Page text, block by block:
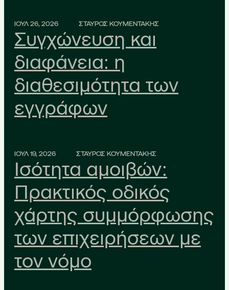
ΙΟΥΛ 26, 2026 ΣΤΑΥΡΟΣ ΚΟΥΜΕΝΤΑΚΗΣ
Συγχώνευση και
διαφάνεια: η
διαθεσιμότητα των
εγγράφων
ΙΟΥΛ 19, 2026 ΣΤΑΥΡΟΣ ΚΟΥΜΕΝΤΑΚΗΣ
Ισότητα αμοιβών:
Πρακτικός οδικός
χάρτης συμμόρφωσης
των επιχειρήσεων με
τον νόμο